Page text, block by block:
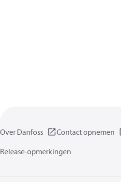
Over Danfoss
Contact opnemen
Release-opmerkingen